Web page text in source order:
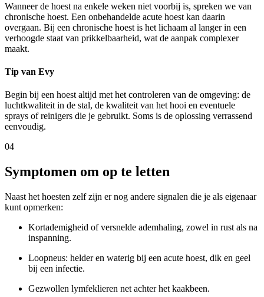
Wanneer de hoest na enkele weken niet voorbij is, spreken we van
chronische hoest. Een onbehandelde acute hoest kan daarin
overgaan. Bij een chronische hoest is het lichaam al langer in een
verhoogde staat van prikkelbaarheid, wat de aanpak complexer
maakt.
Tip van Evy
Begin bij een hoest altijd met het controleren van de omgeving: de
luchtkwaliteit in de stal, de kwaliteit van het hooi en eventuele
sprays of reinigers die je gebruikt. Soms is de oplossing verrassend
eenvoudig.
04
Symptomen om op te letten
Naast het hoesten zelf zijn er nog andere signalen die je als eigenaar
kunt opmerken:
Kortademigheid of versnelde ademhaling, zowel in rust als na
inspanning.
Loopneus: helder en waterig bij een acute hoest, dik en geel
bij een infectie.
Gezwollen lymfeklieren net achter het kaakbeen.